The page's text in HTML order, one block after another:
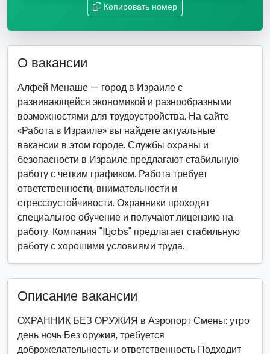
Копировать номер
О вакансии
Алфей Менаше — город в Израиле с
развивающейся экономикой и разнообразными
возможностями для трудоустройства. На сайте
«Работа в Израиле» вы найдете актуальные
вакансии в этом городе. Службы охраны и
безопасности в Израиле предлагают стабильную
работу с четким графиком. Работа требует
ответственности, внимательности и
стрессоустойчивости. Охранники проходят
специальное обучение и получают лицензию на
работу. Компания "ILjobs" предлагает стабильную
работу с хорошими условиями труда.
Описание вакансии
ОХРАННИК БЕЗ ОРУЖИЯ в Аэропорт Смены: утро
день ночь Без оружия, требуется
доброжелательность и ответственность Подходит